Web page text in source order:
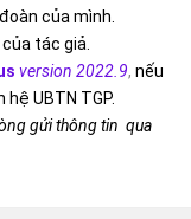
của mình.
tác giả.
version 2022.9, nếu
UBTN TGP.
gửi thông tin qua